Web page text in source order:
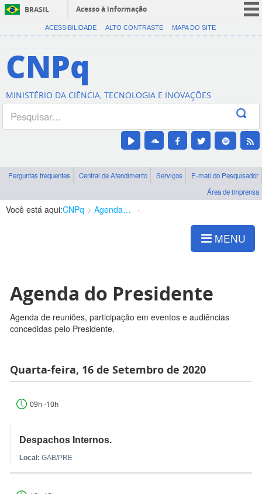
BRASIL
Acesso à informação
CORONAVÍRUS (COVID-19)
Canais
ACESSIBILIDADE ALTO CONTRASTE MAPA DO SITE
CNPq
MINISTÉRIO DA CIÊNCIA, TECNOLOGIA E INOVAÇÕES
Perguntas frequentes Central de Atendimento Serviços
E-mail do Pesquisador
Área de imprensa
Você está aqui:CNPq Agenda de autoridades
MENU
Agenda do Presidente
Agenda de reuniões, participação em eventos e audiências
concedidas pelo Presidente.
Quarta-feira, 16 de Setembro de 2020
09h -10h
Despachos Internos.
Local: GAB/PRE